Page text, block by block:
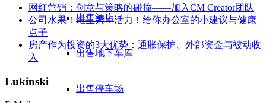
出售酒店
出售地下车库
出售停车场
网红营销：创意与策略的碰撞——加入CM Creator团队
公司水果！维生素！活力！给你办公室的小建议与健康
点子
房产作为投资的3大优势：通胀保护、外部资金与被动收
入
Lukinski